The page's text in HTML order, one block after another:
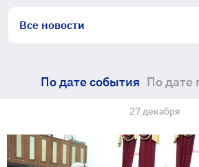
Все новости
По дате события По дате
27 декабря